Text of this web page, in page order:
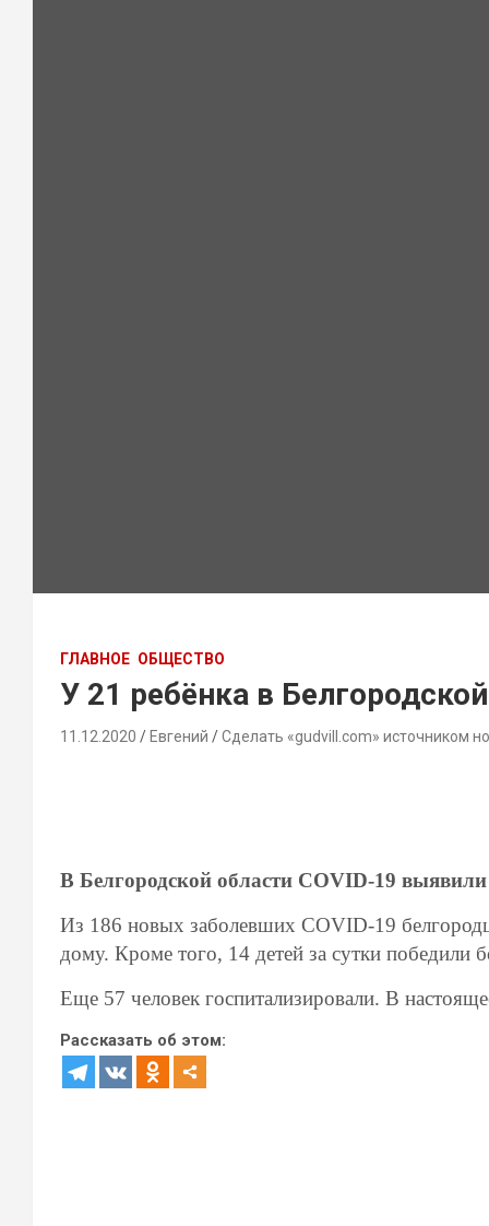
ГЛАВНОЕ ОБЩЕСТВО
У 21 ребёнка в
11.12.2020 Евгений Сделать «gudvill.com» источником
В Белгородской области COVID-19 выявили
Из 186 новых заболевших COVID-19
дому. Кроме того, 14 детей за сутки победили
Еще 57 человек госпитализировали. В
Рассказать об этом: